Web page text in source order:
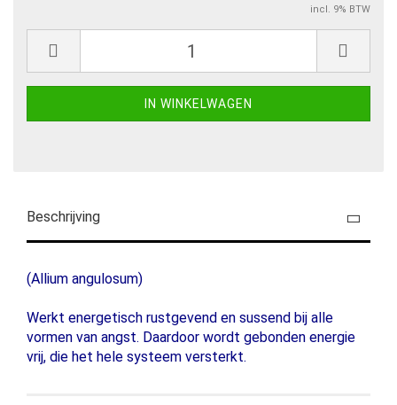
incl. 9% BTW
Beschrijving
(Allium angulosum)
Werkt energetisch rustgevend en sussend bij alle
vormen van angst. Daardoor wordt gebonden energie
vrij, die het hele systeem versterkt.